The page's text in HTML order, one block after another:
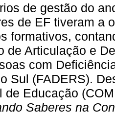
de gestão do
de EF tiveram a
formativos,
de Articulação e
com
Sul (FADERS).
de Educação
Saberes na